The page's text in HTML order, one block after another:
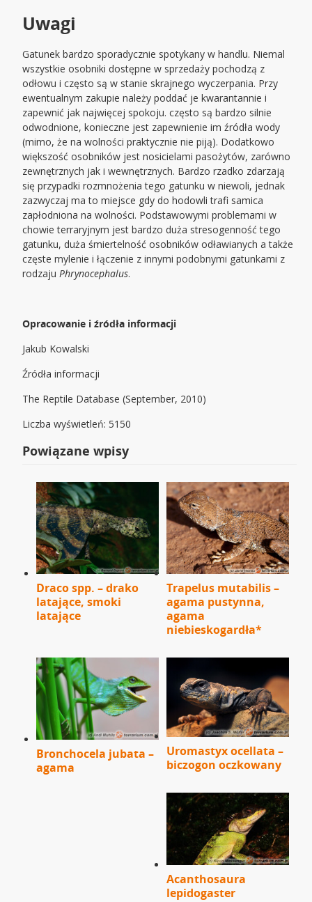
Uwagi
Gatunek bardzo sporadycznie spotykany w handlu. Niemal
wszystkie osobniki dostępne w sprzedaży pochodzą z
odłowu i często są w stanie skrajnego wyczerpania. Przy
ewentualnym zakupie należy poddać je kwarantannie i
zapewnić jak najwięcej spokoju. często są bardzo silnie
odwodnione, konieczne jest zapewnienie im źródła wody
(mimo, że na wolności praktycznie nie piją). Dodatkowo
większość osobników jest nosicielami pasożytów, zarówno
zewnętrznych jak i wewnętrznych. Bardzo rzadko zdarzają
się przypadki rozmnożenia tego gatunku w niewoli, jednak
zazwyczaj ma to miejsce gdy do hodowli trafi samica
zapłodniona na wolności. Podstawowymi problemami w
chowie terraryjnym jest bardzo duża stresogenność tego
gatunku, duża śmiertelność osobników odławianych a także
częste mylenie i łączenie z innymi podobnymi gatunkami z
rodzajuPhrynocephalus.
Opracowanie i źródła informacji
Jakub Kowalski
Źródła informacji
The Reptile Database (September, 2010)
Liczba wyświetleń: 5150
Powiązane wpisy
Draco spp. – drako
latające, smoki
latające
Trapelus mutabilis –
agama pustynna,
agama
niebieskogardła*
Bronchocela jubata –
agama
Uromastyx ocellata –
biczogon oczkowany
Acanthosaura
lepidogaster